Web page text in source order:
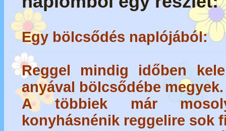
Egy bölcsődés naplójából:
Reggel mindig időben
anyával bölcsődébe megyek.
A többiek már
konyhásnénik reggelire sok